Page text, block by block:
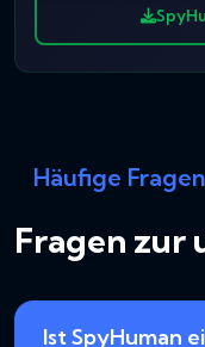
Häufige Fragen
Fragen zur
Ist SpyHuman